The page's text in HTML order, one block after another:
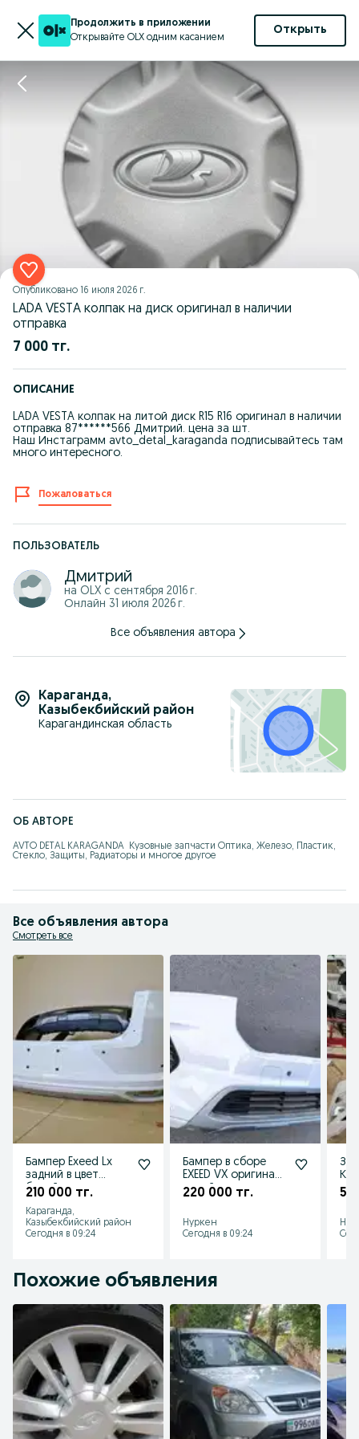
Продолжить в приложении
Открывайте OLX одним касанием
Открыть
Опубликовано 16 июля 2026 г.
LADA VESTA колпак на диск оригинал в наличии
отправка
7 000 тг.
ОПИСАНИЕ
LADA VESTA колпак на литой диск R15 R16 оригинал в наличии
отправка 87******566 Дмитрий. цена за шт.
Наш Инстаграмм avto_detal_karaganda подписывайтесь там
много интересного.
Пожаловаться
ПОЛЬЗОВАТЕЛЬ
Дмитрий
на OLX с сентября 2016 г.
Онлайн 31 июля 2026 г.
Все объявления автора
Караганда,
Казыбекбийский район
Карагандинская область
ОБ АВТОРЕ
AVTO DETAL KARAGANDA  Кузовные запчасти Оптика, Железо, Пластик,
Стекло, Защиты, Радиаторы и многое другое
Все объявления автора
Смотреть все
Бампер Exeed Lx
задний в цвет
белый чемчуг с
наличии новый
210 000 тг.
Караганда,
Казыбекбийский район
Сегодня в 09:24
Бампер в сборе
EXEED VX оригинал
новый
220 000 тг.
Нуркен
Сегодня в 09:24
50
Похожие объявления